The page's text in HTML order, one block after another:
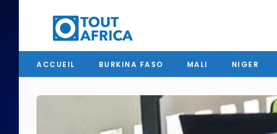
ACCUEIL BURKINA FASO MALI NIGER